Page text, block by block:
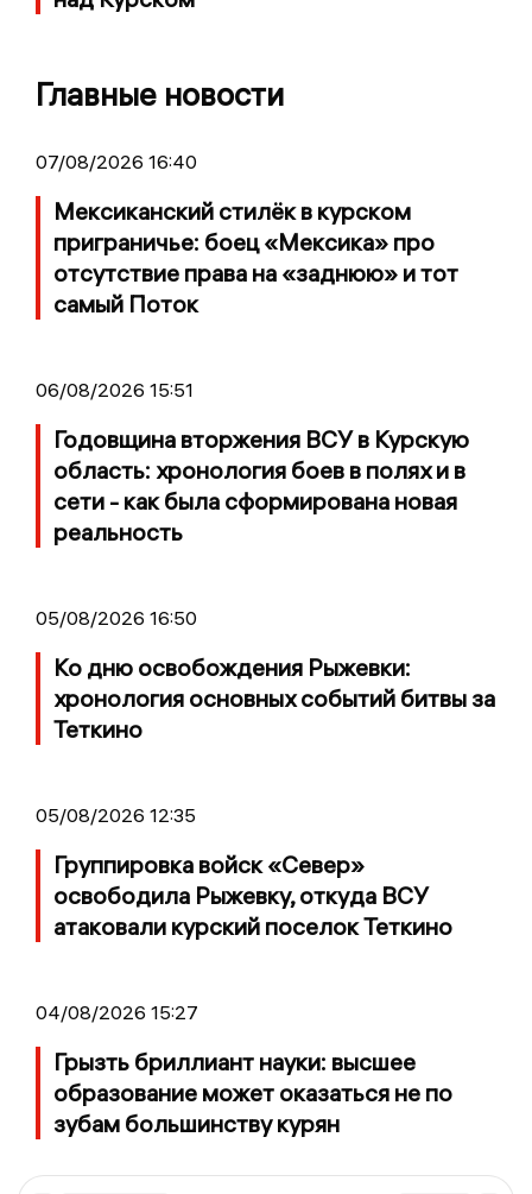
Главные новости
07/08/2026 16:40
Мексиканский стилёк в курском
приграничье: боец «Мексика» про
отсутствие права на «заднюю» и тот
самый Поток
06/08/2026 15:51
Годовщина вторжения ВСУ в Курскую
область: хронология боев в полях и в
сети - как была сформирована новая
реальность
05/08/2026 16:50
Ко дню освобождения Рыжевки:
хронология основных событий битвы за
Теткино
05/08/2026 12:35
Группировка войск «Север»
освободила Рыжевку, откуда ВСУ
атаковали курский поселок Теткино
04/08/2026 15:27
Грызть бриллиант науки: высшее
образование может оказаться не по
зубам большинству курян